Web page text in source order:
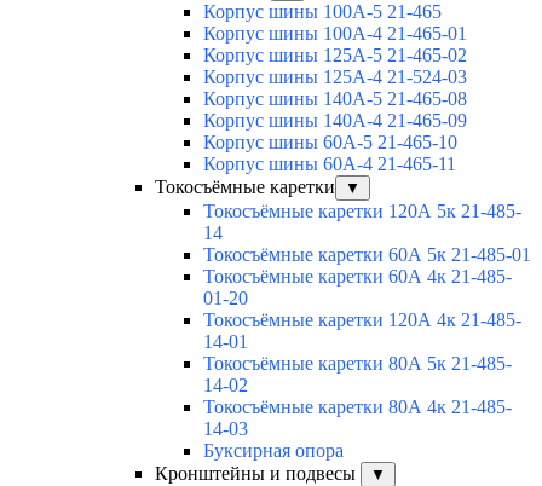
Корпус шины 100А-5 21-465
Корпус шины 100А-4 21-465-01
Корпус шины 125А-5 21-465-02
Корпус шины 125А-4 21-524-03
Корпус шины 140А-5 21-465-08
Корпус шины 140А-4 21-465-09
Корпус шины 60А-5 21-465-10
Корпус шины 60А-4 21-465-11
Токосъёмные каретки
▼
Токосъёмные каретки 120А 5к 21-485-
14
Токосъёмные каретки 60А 5к 21-485-01
Токосъёмные каретки 60А 4к 21-485-
01-20
Токосъёмные каретки 120А 4к 21-485-
14-01
Токосъёмные каретки 80А 5к 21-485-
14-02
Токосъёмные каретки 80А 4к 21-485-
14-03
Буксирная опора
Кронштейны и подвесы
▼